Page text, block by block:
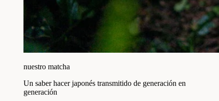
nuestro matcha
Un saber hacer japonés transmitido de generación en
generación